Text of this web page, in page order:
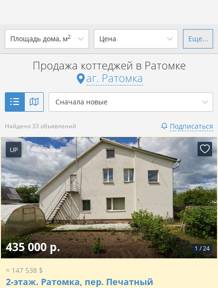
Площадь дома, м2
до
Показать 33 объявления
Цена
от до
р. за всё
Показать 33 объявления
Еще...
Продажа коттеджей в Ратомке
аг. Ратомка
Сначала новые
Найдено 33 объявлений Подписаться
UP 1 час назад
1 /24
435 000 р.
≈ 147 538 $
2-этаж. Ратомка, пер. Печатный
Ваш город -аг. Ратомка?
Выбрать город